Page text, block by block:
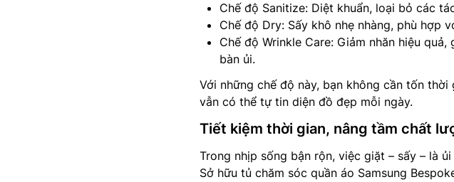
Chế độ Sanitize: Diệt khuẩn, loại bỏ các
Chế độ Dry: Sấy khô nhẹ nhàng, phù hợp
Chế độ Wrinkle Care: Giảm nhăn hiệu
bàn ủi.
Với những chế độ này, bạn không cần tốn
vẫn có thể tự tin diện đồ đẹp mỗi ngày.
Tiết kiệm thời gian, nâng tầm chất
Trong nhịp sống bận rộn, việc giặt – sấy – là
Sở hữu tủ chăm sóc quần áo Samsung